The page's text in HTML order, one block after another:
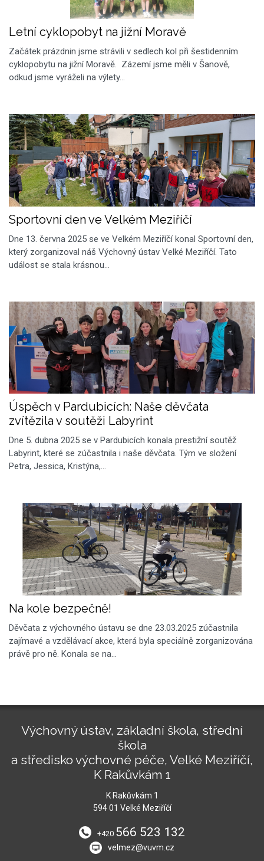
Letní cyklopobyt na jižní Moravě
Začátek prázdnin jsme strávili v sedlech kol při šestidenním
cyklopobytu na jižní Moravě. Zázemí jsme měli v Šanově,
odkud jsme vyráželi na výlety…
Sportovní den ve Velkém Meziříčí
Dne 13. června 2025 se ve Velkém Meziříčí konal Sportovní den,
který zorganizoval náš Výchovný ústav Velké Meziříčí. Tato
událost se stala krásnou…
Úspěch v Pardubicích: Naše děvčata
zvítězila v soutěži Labyrint
Dne 5. dubna 2025 se v Pardubicích konala prestižní soutěž
Labyrint, které se zúčastnila i naše děvčata. Tým ve složení
Petra, Jessica, Kristýna,…
Na kole bezpečně!
Děvčata z výchovného ústavu se dne 23.03.2025 zúčastnila
zajímavé a vzdělávací akce, která byla speciálně zorganizována
právě pro ně. Konala se na…
Výchovný ústav, základní škola, střední
škola
a středisko výchovné péče, Velké Meziříčí,
K Rakůvkám 1
K Rakůvkám 1
594 01 Velké Meziříčí
+420 566 523 132
velmez@vuvm.cz